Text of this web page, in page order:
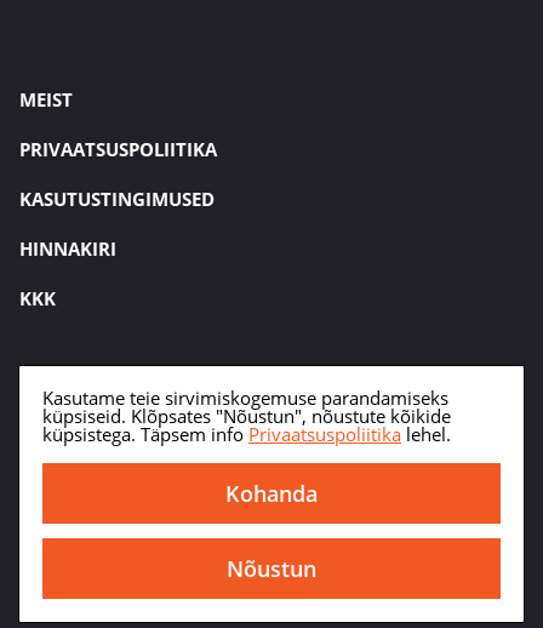
MEIST
PRIVAATSUSPOLIITIKA
KASUTUSTINGIMUSED
HINNAKIRI
KKK
Kasutame teie sirvimiskogemuse parandamiseks
küpsiseid. Klõpsates "Nõustun", nõustute kõikide
küpsistega. Täpsem info Privaatsuspoliitika lehel.
Kohanda
Nõustun